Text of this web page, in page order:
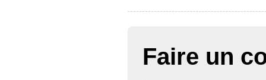
Faire un